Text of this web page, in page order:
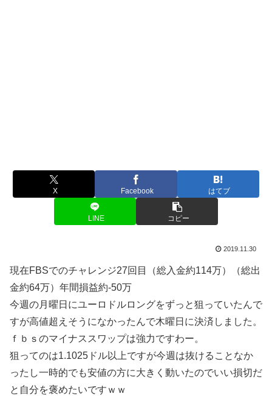
X Facebook はてブ
LINE コピー
2019.11.30
現在FBSでのチャレンジ27回目（総入金約114万）（総出
金約64万）年間損益約-50万
今週の月曜日にユーロドルロングをずっと狙っていたんで
すが高値超えそうになかったんで木曜日に決済しました。
ｆｂｓのマイナススワップは強力ですわー。
狙ってのは1.1025ドル以上ですが今週は抜けることなか
ったし一時的でも安値の方に大きく動いたのでいい損切だ
と自分を褒めたいですｗｗ